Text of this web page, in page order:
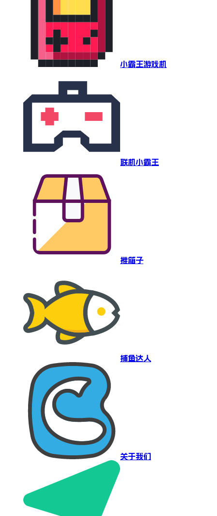
小霸王游戏机
联机小霸王
推箱子
捕鱼达人
关于我们